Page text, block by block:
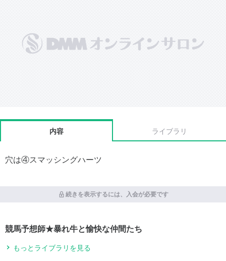
内容 ライブラリ
穴は④スマッシングハーツ
続きを表示するには、入会が必要です
競馬予想師★暴れ牛と愉快な仲間たち
もっとライブラリを見る